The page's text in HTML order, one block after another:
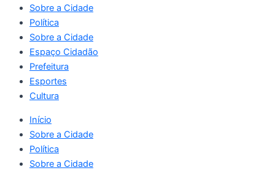
Sobre a Cidade
Política
Sobre a Cidade
Espaço Cidadão
Prefeitura
Esportes
Cultura
Início
Sobre a Cidade
Política
Sobre a Cidade